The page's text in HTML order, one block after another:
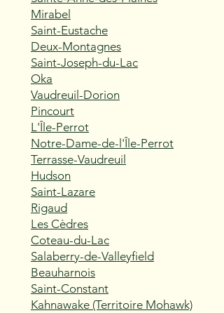
Mirabel
Saint-Eustache
Deux-Montagnes
Saint-Joseph-du-Lac
Oka
Vaudreuil-Dorion
Pincourt
L'Île-Perrot
Notre-Dame-de-l'Île-Perrot
Terrasse-Vaudreuil
Hudson
Saint-Lazare
Rigaud
Les Cèdres
Coteau-du-Lac
Salaberry-de-Valleyfield
Beauharnois
Saint-Constant
Kahnawake (Territoire Mohawk)